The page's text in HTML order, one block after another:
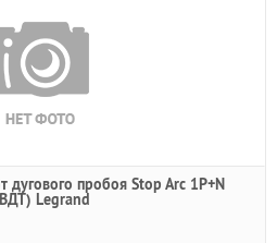
дугового пробоя Stop Arc 1P+N
Legrand